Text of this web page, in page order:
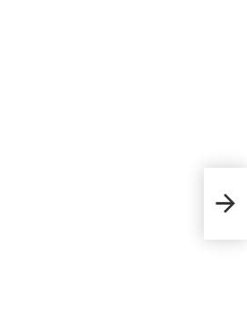
erro